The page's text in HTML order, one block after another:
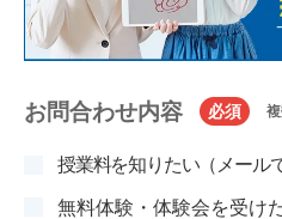
お問合わせ内容 必須
授業料を知りたい（メール
無料体験・体験会を受け